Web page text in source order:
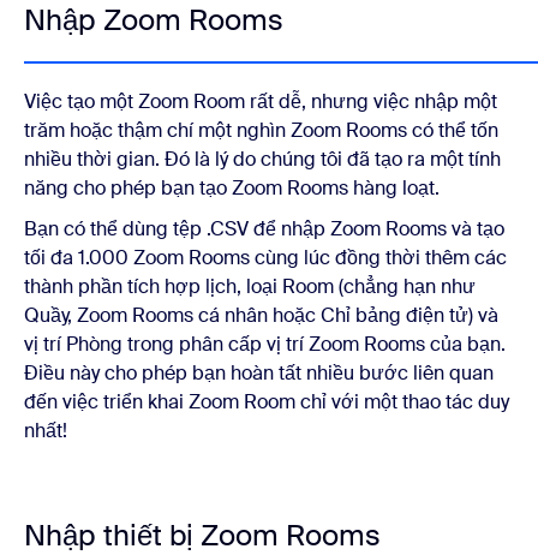
Nhập Zoom Rooms
Việc tạo một Zoom Room rất dễ, nhưng việc nhập một
trăm hoặc thậm chí một nghìn Zoom Rooms có thể tốn
nhiều thời gian. Đó là lý do chúng tôi đã tạo ra một tính
năng cho phép bạn tạo Zoom Rooms hàng loạt.
Bạn có thể dùng tệp .CSV để nhập Zoom Rooms và tạo
tối đa 1.000 Zoom Rooms cùng lúc đồng thời thêm các
thành phần tích hợp lịch, loại Room (chẳng hạn như
Quầy, Zoom Rooms cá nhân hoặc Chỉ bảng điện tử) và
vị trí Phòng trong phân cấp vị trí Zoom Rooms của bạn.
Điều này cho phép bạn hoàn tất nhiều bước liên quan
đến việc triển khai Zoom Room chỉ với một thao tác duy
nhất!
Nhập thiết bị Zoom Rooms